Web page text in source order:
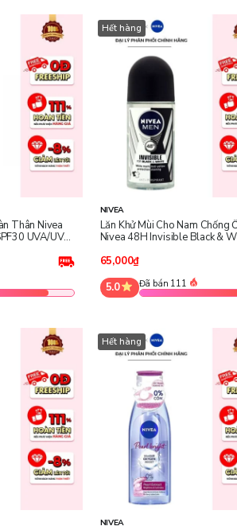
Thân Nivea
UVA/UVB
Hết hàng
NIVEA
Lăn Khử Mùi Cho Nam Chống
Nivea 48H Invisible Black &
65,000₫
5.0
Đã bán 111
Hết hàng
NIVEA